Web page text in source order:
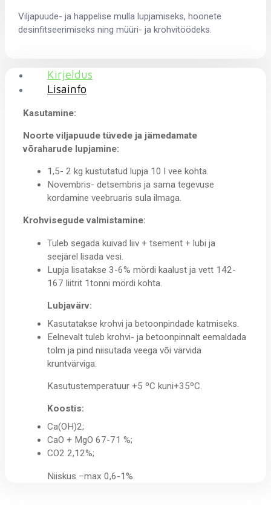
Viljapuude- ja happelise mulla lupjamiseks, hoonete
desinfitseerimiseks ning müüri- ja krohvitöödeks.
Kirjeldus
Lisainfo
Kasutamine:
Noorte viljapuude tüvede ja jämedamate
võraharude lupjamine:
1,5- 2 kg kustutatud lupja 10 l vee kohta.
Novembris- detsembris ja sama tegevuse
kordamine veebruaris sula ilmaga.
Krohvisegude valmistamine:
Tuleb segada kuivad liiv + tsement + lubi ja
seejärel lisada vesi.
Lupja lisatakse 3-6% mördi kaalust ja vett 142-
167 liitrit 1tonni mördi kohta.
Lubjavärv:
Kasutatakse krohvi ja betoonpindade katmiseks.
Eelnevalt tuleb krohvi- ja betoonpinnalt eemaldada
tolm ja pind niisutada veega või värvida
kruntvärviga.
Kasutustemperatuur +5 ºC kuni+35ºC.
Koostis:
Ca(OH)2;
CaO + MgO 67-71 %;
CO2 2,12%;
Niiskus –max 0,6-1%.